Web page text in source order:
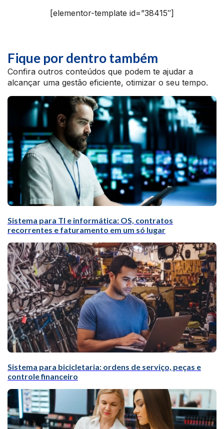
[elementor-template id=”38415″]
Fique por dentro também
Confira outros conteúdos que podem te ajudar a
alcançar uma gestão eficiente, otimizar o seu tempo.
Sistema para TI e informática: OS, contratos
recorrentes e faturamento em um só lugar
Sistema para bicicletaria: ordens de serviço, peças e
controle financeiro